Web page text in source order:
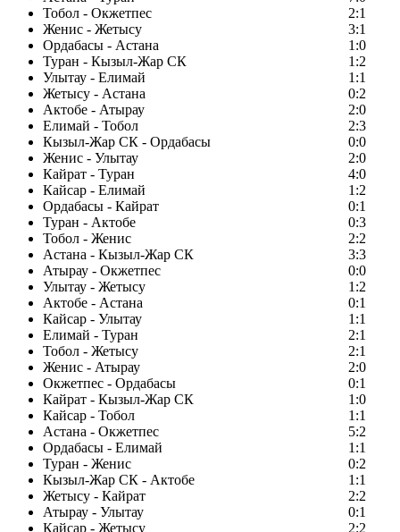
Тобол - Окжетпес
2:1
Женис - Жетысу
3:1
Ордабасы - Астана
1:0
Туран - Кызыл-Жар СК
1:2
Улытау - Елимай
1:1
Жетысу - Астана
0:2
Актобе - Атырау
2:0
Елимай - Тобол
2:3
Кызыл-Жар СК - Ордабасы
0:0
Женис - Улытау
2:0
Кайрат - Туран
4:0
Кайсар - Елимай
1:2
Ордабасы - Кайрат
0:1
Туран - Актобе
0:3
Тобол - Женис
2:2
Астана - Кызыл-Жар СК
3:3
Атырау - Окжетпес
0:0
Улытау - Жетысу
1:2
Актобе - Астана
0:1
Кайсар - Улытау
1:1
Елимай - Туран
2:1
Тобол - Жетысу
2:1
Женис - Атырау
2:0
Окжетпес - Ордабасы
0:1
Кайрат - Кызыл-Жар СК
1:0
Кайсар - Тобол
1:1
Астана - Окжетпес
5:2
Ордабасы - Елимай
1:1
Туран - Женис
0:2
Кызыл-Жар СК - Актобе
1:1
Жетысу - Кайрат
2:2
Атырау - Улытау
0:1
Кайсар - Жетысу
2:2